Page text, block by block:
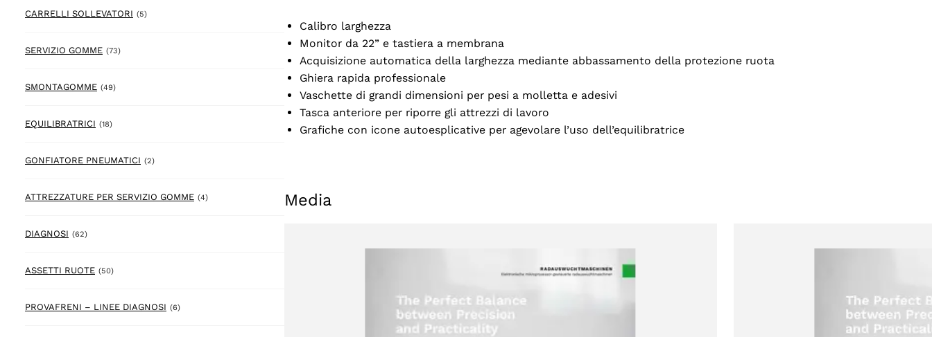
CARRELLI SOLLEVATORI (5)5 prodotto
SERVIZIO GOMME (73)73 prodotto
SMONTAGOMME (49)49 prodotto
EQUILIBRATRICI (18)18 prodotto
GONFIATORE PNEUMATICI (2)2 prodotto
ATTREZZATURE PER SERVIZIO GOMME (4)4 prodotto
DIAGNOSI (62)62 prodotto
ASSETTI RUOTE (50)50 prodotto
PROVAFRENI – LINEE DIAGNOSI (6)6 prodotto
Calibro larghezza
Monitor da 22” e tastiera a membrana
Acquisizione automatica della larghezza mediante abbassamento della protezione ruota
Ghiera rapida professionale
Vaschette di grandi dimensioni per pesi a molletta e adesivi
Tasca anteriore per riporre gli attrezzi di lavoro
Grafiche con icone autoesplicative per agevolare l’uso dell’equilibratrice
Media